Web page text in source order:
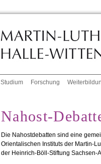
Studium Forschung
Nahost-
Die Nahostdebatten sind eine
Orientalischen Instituts der Martin-
der Heinrich-Böll-Stiftung Sachsen-